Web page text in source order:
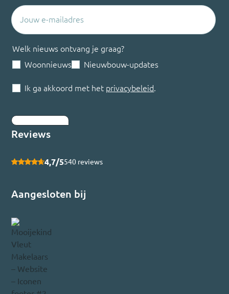
Welk nieuws ontvang je graag?
Woonnieuws
Nieuwbouw-updates
Ik ga akkoord met het privacybeleid.
Reviews
4,7/5540 reviews
Aangesloten bij